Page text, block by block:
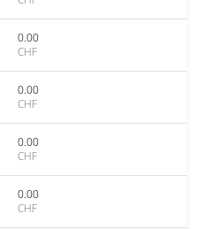
0.00
CHF
0.00
CHF
0.00
CHF
0.00
CHF